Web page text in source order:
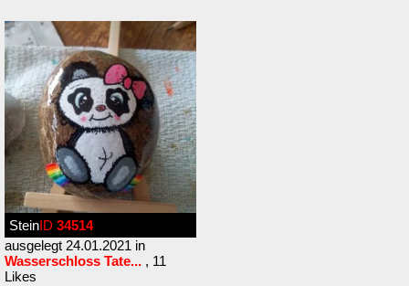
SteinID 34514
ausgelegt 24.01.2021 in
Wasserschloss Tate... , 11
Likes